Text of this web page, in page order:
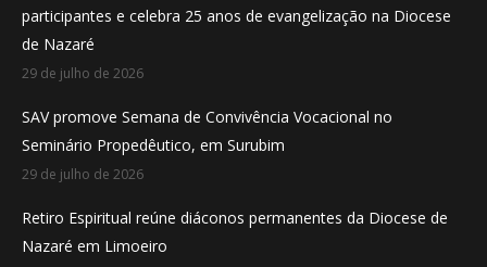
participantes e celebra 25 anos de evangelização na Diocese
de Nazaré
29 de julho de 2026
SAV promove Semana de Convivência Vocacional no
Seminário Propedêutico, em Surubim
29 de julho de 2026
Retiro Espiritual reúne diáconos permanentes da Diocese de
Nazaré em Limoeiro